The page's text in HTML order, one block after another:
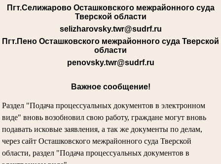
Пгт.Селижарово Осташковского межрайонного суда
Тверской области
selizharovsky.twr@sudrf.ru
Пгт.Пено Осташковского межрайонного суда Тверской
области
penovsky.twr@sudrf.ru
Важное сообщение!
Раздел "Подача процессуальных документов в электронном
виде" вновь возобновил свою работу, граждане могут вновь
подавать исковые заявления, а так же документы по делам,
через сайт Осташковского межрайонного суда Тверской
области, раздел "Подача процессуальных документов в